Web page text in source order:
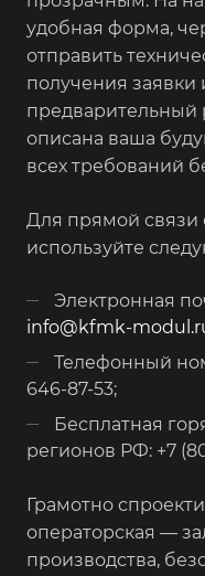
удобная форма,
отправить
получения
предварительный
описана ваша
всех требований
Для прямой
используйте
Электронная
info@kfmk-
Телефонный
646-87-53;
Бесплатная
регионов РФ: +7
Грамотно
операторская —
производства,